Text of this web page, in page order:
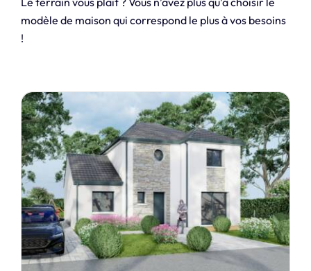
modèle de maison qui correspond le plus à vos besoins
!